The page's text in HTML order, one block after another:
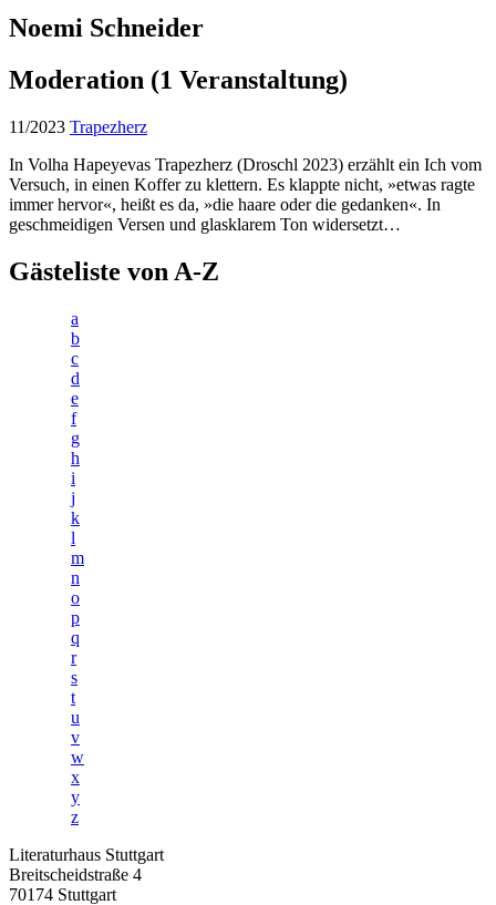
Noemi Schneider
Moderation (1 Veranstaltung)
11/2023 Trapezherz
In Volha Hapeyevas Trapezherz (Droschl 2023) erzählt ein Ich vom
Versuch, in einen Koffer zu klettern. Es klappte nicht, »etwas ragte
immer hervor«, heißt es da, »die haare oder die gedanken«. In
geschmeidigen Versen und glasklarem Ton widersetzt…
Gästeliste von A-Z
a
b
c
d
e
f
g
h
i
j
k
l
m
n
o
p
q
r
s
t
u
v
w
x
y
z
Literaturhaus Stuttgart
Breitscheidstraße 4
70174 Stuttgart